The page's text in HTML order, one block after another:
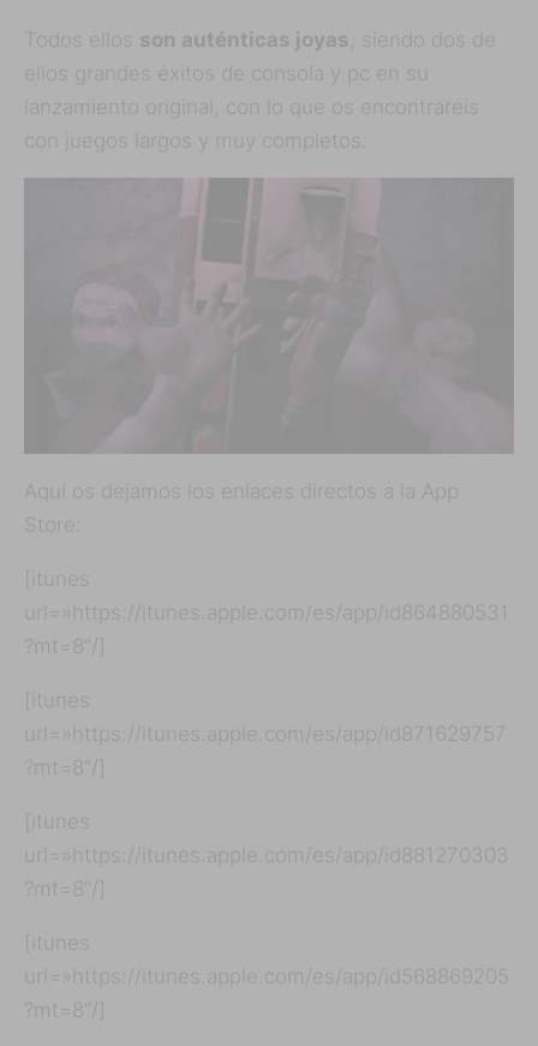
Todos ellos son auténticas joyas , siendo dos de
ellos grandes éxitos de consola y pc en su
lanzamiento original, con lo que os encontraréis
con juegos largos y muy completos.
Aquí os dejamos los enlaces directos a la App
Store:
[itunes
url=»https://itunes.apple.com/es/app/id864880531
?mt=8″/]
[itunes
url=»https://itunes.apple.com/es/app/id871629757
?mt=8″/]
[itunes
url=»https://itunes.apple.com/es/app/id881270303
?mt=8″/]
[itunes
url=»https://itunes.apple.com/es/app/id568869205
?mt=8″/]